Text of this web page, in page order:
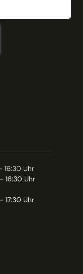
16:30 Uhr
16:30 Uhr
17:30 Uhr